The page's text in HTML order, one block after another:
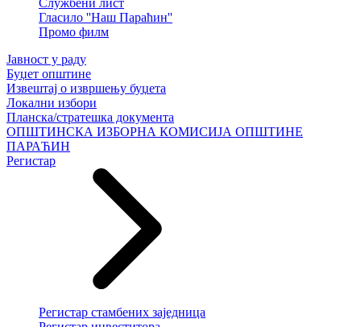
Службени лист
Гласило ''Наш Параћин''
Промо филм
Јавност у раду
Буџет општине
Извештај о извршењу буџета
Локални избори
Планска/стратешка документа
ОПШТИНСКА ИЗБОРНА КОМИСИЈА ОПШТИНЕ
ПАРАЋИН
Регистар
Регистар стамбених заједница